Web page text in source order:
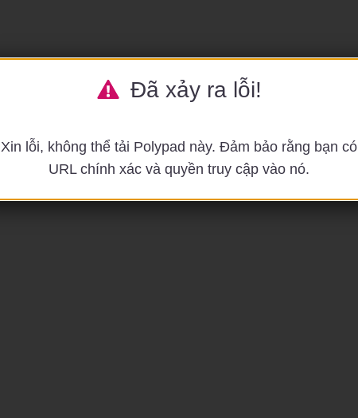
Đã xảy ra lỗi!
Xin lỗi, không thể tải Polypad này. Đảm bảo rằng bạn có
URL chính xác và quyền truy cập vào nó.